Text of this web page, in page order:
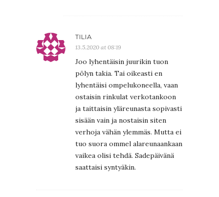
TILIA
13.5.2020 at 08:19
Joo lyhentäisin juurikin tuon
pölyn takia. Tai oikeasti en
lyhentäisi ompelukoneella, vaan
ostaisin rinkulat verkotankoon
ja taittaisin yläreunasta sopivasti
sisään vain ja nostaisin siten
verhoja vähän ylemmäs. Mutta ei
tuo suora ommel alareunaankaan
vaikea olisi tehdä. Sadepäivänä
saattaisi syntyäkin.